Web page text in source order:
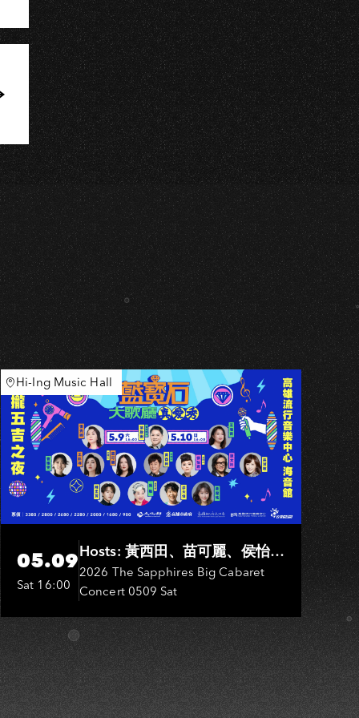
Hi-Ing Music Hall
05.09
Sat 16:00
Hosts: 黃西田、苗可麗、侯怡
君．Entertainers: 葉啟田、鳥來
嬤-吳敏、張秀卿、王彩樺、吳
淑敏、施文彬、邵大倫、曹雅
雯、陳孟賢、黃露瑤
2026 The Sapphires Big Cabaret
Concert 0509 Sat